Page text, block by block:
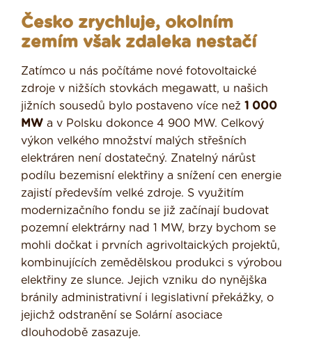
Česko zrychluje, okolním
zemím však zdaleka nestačí
Zatímco u nás počítáme nové fotovoltaické
zdroje v nižších stovkách megawatt, u našich
jižních sousedů bylo postaveno více než 1 000
MW a v Polsku dokonce 4 900 MW. Celkový
výkon velkého množství malých střešních
elektráren není dostatečný. Znatelný nárůst
podílu bezemisní elektřiny a snížení cen energie
zajistí především velké zdroje. S využitím
modernizačního fondu se již začínají budovat
pozemní elektrárny nad 1 MW, brzy bychom se
mohli dočkat i prvních agrivoltaických projektů,
kombinujících zemědělskou produkci s výrobou
elektřiny ze slunce. Jejich vzniku do nynějška
bránily administrativní i legislativní překážky, o
jejichž odstranění se Solární asociace
dlouhodobě zasazuje.